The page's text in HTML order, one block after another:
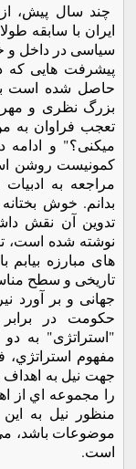
چند سال پیش،
ایران با سابقه
سیاسی در داخل و
پیشرفت هایی که
حاصل شده است با
بزرگ نظری و
تعجب فراوان به
میکنی؟" و ادامه
کمونیست روشن
مراجعه به
بدانم. خوش
نوشته شده است،
های مبارزه بیابم
تاریخی و سطح
جهانی و بر آورد
حکومت در برابر
"استراتژی" به دو
مفهوم استراتژي،
جهت نيل به
را مجموعه اي از
منظور نيل به
موضوعات باشد، می
است.